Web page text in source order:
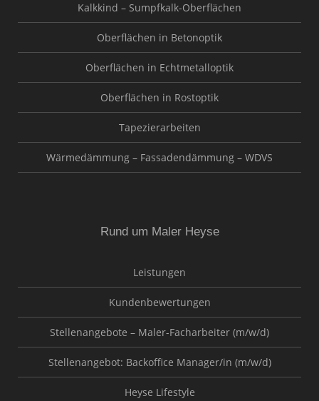
Kalkkind – Sumpfkalk-Oberflächen
Oberflächen in Betonoptik
Oberflächen in Echtmetalloptik
Oberflächen in Rostoptik
Tapezierarbeiten
Wärmedämmung – Fassadendämmung – WDVS
Rund um Maler Heyse
Leistungen
Kundenbewertungen
Stellenangebote – Maler-Facharbeiter (m/w/d)
Stellenangebot: Backoffice Manager/in (m/w/d)
Heyse Lifestyle